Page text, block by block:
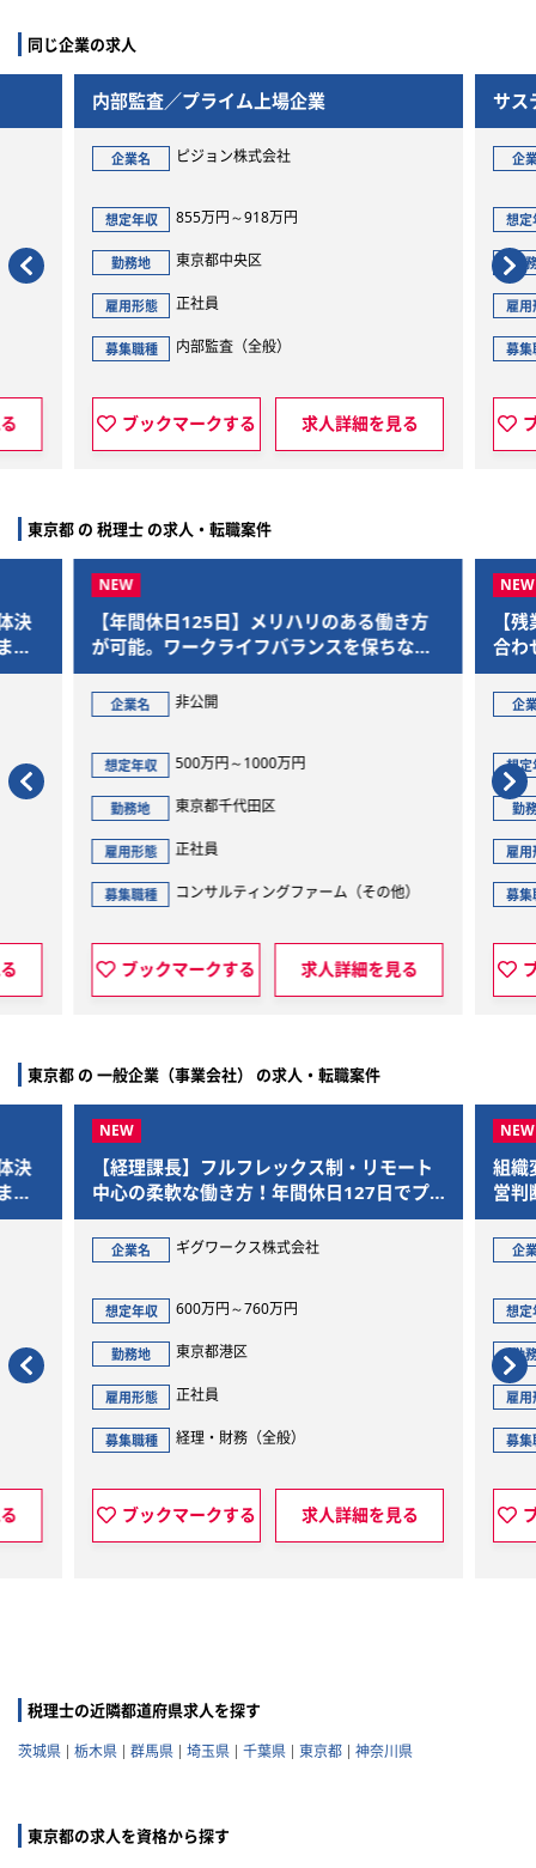
同じ企業の求人
内部監査／プライム上場企業
企業名 ピジョン株式会社
想定年収 855万円～918万円
勤務地 東京都中央区
雇用形態 正社員
募集職種 内部監査（全般）
ブックマークする 求人詳細を見る
サス
企
想定
勤
雇用
募集
東京都 の 税理士 の求人・転職案件
決
で
【年間休日125日】メリハリのある働き方
が可能。ワークライフバランスを保ちなが
ら、M&Aを通じた社会的意義の大きいプロ
ジェクトに参画できます
企業名 非公開
想定年収 500万円～1000万円
勤務地 東京都千代田区
雇用形態 正社員
募集職種 コンサルティングファーム（その他）
ブックマークする 求人詳細を見る
【
合わ
であ
企
想定
勤
雇用
募集
東京都 の 一般企業（事業会社） の求人・転職案件
決
で
【経理課長】フルフレックス制・リモート
中心の柔軟な働き方！年間休日127日でプ
ライベートも充実
企業名 ギグワークス株式会社
想定年収 600万円～760万円
勤務地 東京都港区
雇用形態 正社員
募集職種 経理・財務（全般）
ブックマークする 求人詳細を見る
組織
営判
企
想定
勤
雇用
募集
税理士の近隣都道府県求人を探す
茨城県 栃木県 群馬県 埼玉県 千葉県 東京都 神奈川県
東京都の求人を資格から探す